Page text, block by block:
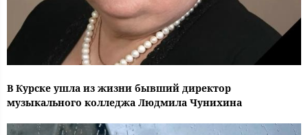
В Курске ушла из жизни бывший директор
музыкального колледжа Людмила Чунихина